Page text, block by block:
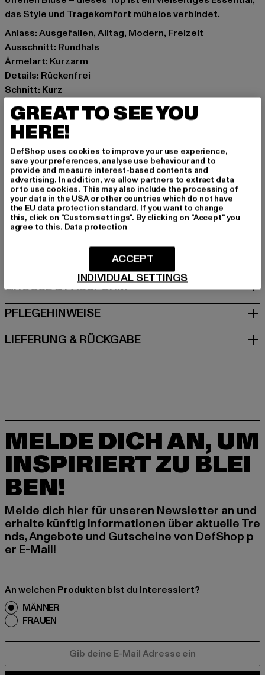
das Style und Tragekomfort mühelos verbindet.
Anlass: Ausgefallen, Alltag, Modern, Freizeit
Ausschnitt: Rundhals
Ärmelart: Kurzarm
Details: Rückenfrei
Schnitt: Kurz
Marke: Only
Kat.: Bekleidung
Farbe: pink
Hersteller Farbe: pink
Materialzusammensetzung: 92% Baumwolle, 8%
Elasthan
Art.Nr: 15261033-00185
Hersteller: Bestseller Textilhandels GmbH |
info@bestseller.com
Schöneberger Straße 15 | 10963 Berlin | DE
GRÖSSE & PASSFORM
PFLEGEHINWEISE
LIEFERUNG & RÜCKGABE
MELDE DICH AN, UM
INSPIRIERT ZU BLEI
BEN!
Melde dich hier für unseren Newsletter an und
erhalte künftig Informationen über aktuelle Tre
nds, Angebote und Gutscheine von DefShop p
er E-Mail!
An welchen Produkten bist du interessiert?
MÄNNER
FRAUEN
GREAT TO SEE YOU
HERE!
DefShop uses cookies to improve your use experience,
save your preferences, analyse use behaviour and to
provide and measure interest-based contents and
advertising. In addition, we allow partners to extract data
or to use cookies. This may also include the processing of
your data in the USA or other countries which do not have
the EU data protection standard. If you want to change
this, click on "Custom settings". By clicking on "Accept" you
agree to this. Data protection
INDIVIDUAL SETTINGS
ACCEPT